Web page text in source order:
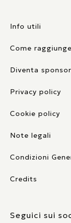
Info utili
Come
Diventa sponsor
Privacy policy
Cookie policy
Note legali
Condizioni
Credits
Seguici sui